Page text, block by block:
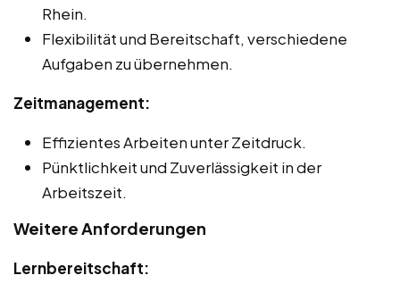
Rhein.
Flexibilität und Bereitschaft, verschiedene
Aufgaben zu übernehmen.
Zeitmanagement:
Effizientes Arbeiten unter Zeitdruck.
Pünktlichkeit und Zuverlässigkeit in der
Arbeitszeit.
Weitere Anforderungen
Lernbereitschaft: